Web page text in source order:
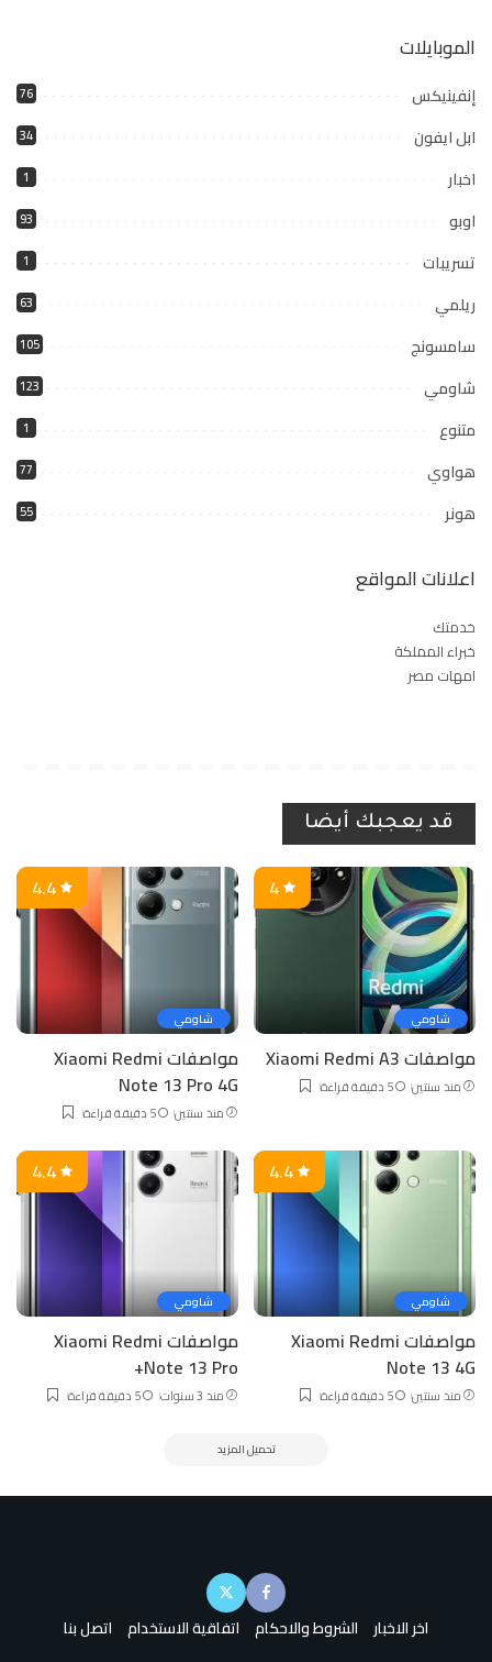
الموبايلات
إنفينيكس 76
ابل ايفون 34
اخبار 1
اوبو 93
تسريبات 1
ريلمي 63
سامسونج 105
شاومي 123
متنوع 1
هواوي 77
هونر 55
اعلانات المواقع
خدمتك
خبراء المملكة
امهات مصر
قد يعجبك أيضا
شاومي
4
مواصفات Xiaomi Redmi A3
منذ سنتين 5 دقيقة قراءة
شاومي
4.4
مواصفات Xiaomi Redmi
Note 13 Pro 4G
منذ سنتين 5 دقيقة قراءة
شاومي
4.4
مواصفات Xiaomi Redmi
Note 13 4G
منذ سنتين 5 دقيقة قراءة
شاومي
4.4
مواصفات Xiaomi Redmi
Note 13 Pro+
منذ 3 سنوات 5 دقيقة قراءة
تحميل المزيد
اخر الاخبار الشروط والاحكام اتفاقية الاستخدام اتصل بنا